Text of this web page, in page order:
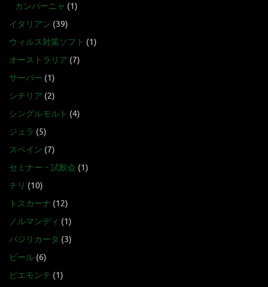
カンパーニャ (1)
イタリアン (39)
ウィルス対策ソフト (1)
オーストラリア (7)
サーバー (1)
シチリア (2)
シングルモルト (4)
ジュラ (5)
スペイン (7)
セミナー・試飲会 (1)
チリ (10)
トスカーナ (12)
ノルマンディ (1)
バジリカータ (3)
ビール (6)
ピエモンテ (1)